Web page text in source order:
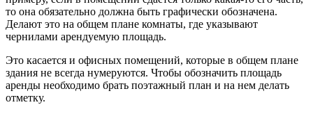
то она обязательно должна быть графически обозначена.
Делают это на общем плане комнаты, где указывают
чернилами арендуемую площадь.
Это касается и офисных помещений, которые в общем плане
здания не всегда нумеруются. Чтобы обозначить площадь
аренды необходимо брать поэтажный план и на нем делать
отметку.